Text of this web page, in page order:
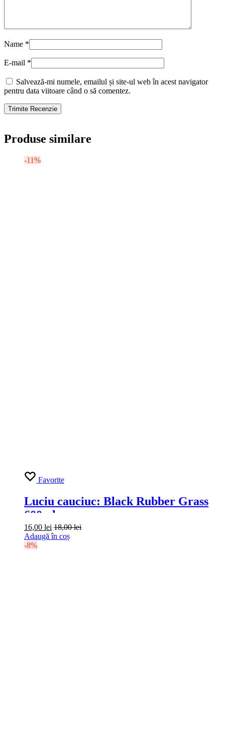
Produse similare
-11%
Favorite
Luciu cauciuc: Black Rubber Grass
600ml
16,00 lei 18,00lei
Adaugă în coș
-8%
Name *
E-mail *
Salvează-mi numele, emailul și site-ul web în acest navigator
pentru data viitoare când o să comentez.